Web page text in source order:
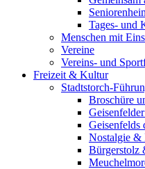
Tages- und
Menschen mit
Vereine
Vereins- und
Freizeit & Kultur
Stadtstorch-
Broschüre
Geisenfelds
Nostalgie
Bürgerstolz